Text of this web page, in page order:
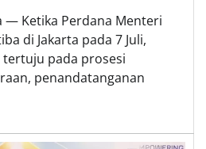
— Ketika Perdana Menteri
di Jakarta pada 7 Juli,
pada prosesi
penandatanganan